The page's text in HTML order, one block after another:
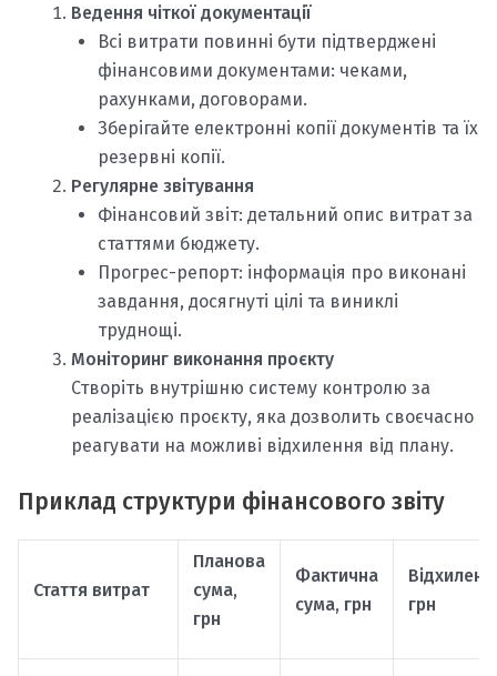
Ведення чіткої документації
Всі витрати повинні бути підтверджені
фінансовими документами: чеками,
рахунками, договорами.
Зберігайте електронні копії документів та їх
резервні копії.
Регулярне звітування
Фінансовий звіт: детальний опис витрат за
статтями бюджету.
Прогрес-репорт: інформація про виконані
завдання, досягнуті цілі та виниклі
труднощі.
Моніторинг виконання проєкту
Створіть внутрішню систему контролю за
реалізацією проєкту, яка дозволить своєчасно
реагувати на можливі відхилення від плану.
Приклад структури фінансового звіту
Стаття витрат
Планова
сума,
грн
Фактична
сума, грн
грн